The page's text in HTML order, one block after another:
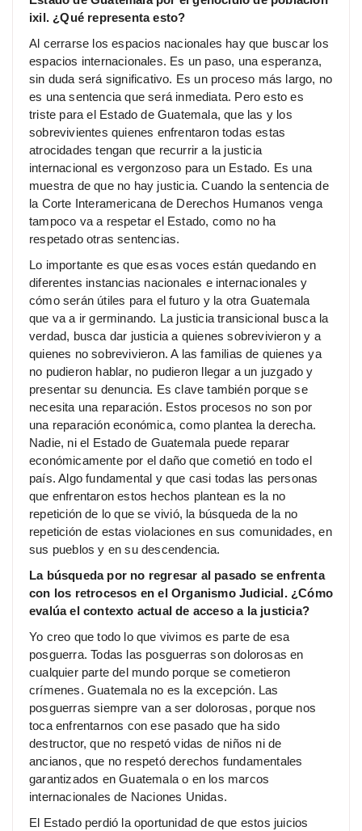
ixil. ¿Qué representa esto?
Al cerrarse los espacios nacionales hay que buscar los
espacios internacionales. Es un paso, una esperanza,
sin duda será significativo. Es un proceso más largo, no
es una sentencia que será inmediata. Pero esto es
triste para el Estado de Guatemala, que las y los
sobrevivientes quienes enfrentaron todas estas
atrocidades tengan que recurrir a la justicia
internacional es vergonzoso para un Estado. Es una
muestra de que no hay justicia. Cuando la sentencia de
la Corte Interamericana de Derechos Humanos venga
tampoco va a respetar el Estado, como no ha
respetado otras sentencias.
Lo importante es que esas voces están quedando en
diferentes instancias nacionales e internacionales y
cómo serán útiles para el futuro y la otra Guatemala
que va a ir germinando. La justicia transicional busca la
verdad, busca dar justicia a quienes sobrevivieron y a
quienes no sobrevivieron. A las familias de quienes ya
no pudieron hablar, no pudieron llegar a un juzgado y
presentar su denuncia. Es clave también porque se
necesita una reparación. Estos procesos no son por
una reparación económica, como plantea la derecha.
Nadie, ni el Estado de Guatemala puede reparar
económicamente por el daño que cometió en todo el
país. Algo fundamental y que casi todas las personas
que enfrentaron estos hechos plantean es la no
repetición de lo que se vivió, la búsqueda de la no
repetición de estas violaciones en sus comunidades, en
sus pueblos y en su descendencia.
La búsqueda por no regresar al pasado se enfrenta
con los retrocesos en el Organismo Judicial. ¿Cómo
evalúa el contexto actual de acceso a la justicia?
Yo creo que todo lo que vivimos es parte de esa
posguerra. Todas las posguerras son dolorosas en
cualquier parte del mundo porque se cometieron
crímenes. Guatemala no es la excepción. Las
posguerras siempre van a ser dolorosas, porque nos
toca enfrentarnos con ese pasado que ha sido
destructor, que no respetó vidas de niños ni de
ancianos, que no respetó derechos fundamentales
garantizados en Guatemala o en los marcos
internacionales de Naciones Unidas.
El Estado perdió la oportunidad de que estos juicios